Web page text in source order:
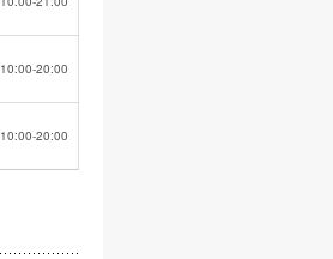
10:00-20:00
10:00-20:00